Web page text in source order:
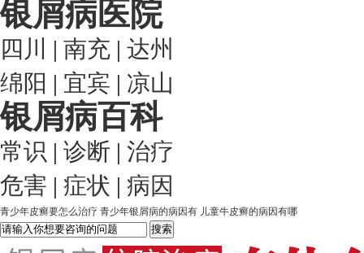
银屑病医院
四川 | 南充 | 达州
绵阳 | 宜宾 | 凉山
银屑病百科
常识 | 诊断 | 治疗
危害 | 症状 | 病因
青少年皮癣要怎么治疗 青少年银屑病的病因有 儿童牛皮癣的病因有哪